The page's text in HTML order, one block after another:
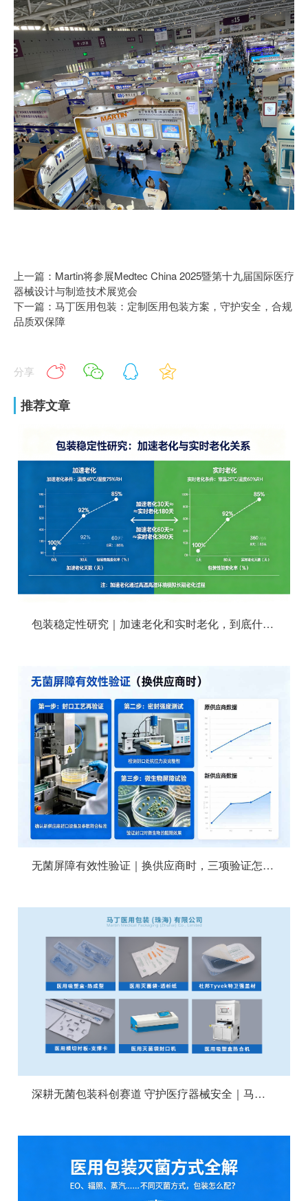
上一篇：Martin将参展Medtec China 2025暨第十九届国际医疗
器械设计与制造技术展览会
下一篇：马丁医用包装：定制医用包装方案，守护安全，合规
品质双保障
分享
推荐文章
包装稳定性研究｜加速老化和实时老化，到底什么关系？
无菌屏障有效性验证｜换供应商时，三项验证怎么做？
深耕无菌包装科创赛道 守护医疗器械安全｜马丁医用包装亮相2026 MEDTEC China